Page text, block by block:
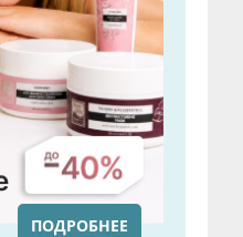
ПОДРОБНЕЕ